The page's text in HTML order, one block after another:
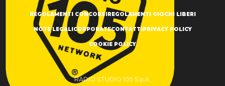
REGOLAMENTI CONCORSIREGOLAMENTI GIOCHI LIBERI
NOTE LEGALICORPORATECONTATTIPRIVACY POLICY
COOKIE POLICY
RADIO STUDIO 105 S.p.A.